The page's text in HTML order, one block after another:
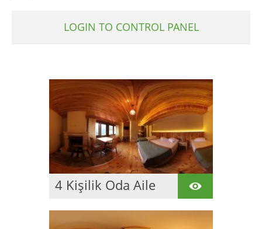
LOGIN TO CONTROL PANEL
4 Kişilik Oda Aile
bulunan otelimizde
aynı anda 125 kişi